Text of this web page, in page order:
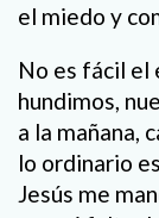
el miedo y
No es fácil el
hundimos,
a la mañana,
lo ordinario
Jesús me